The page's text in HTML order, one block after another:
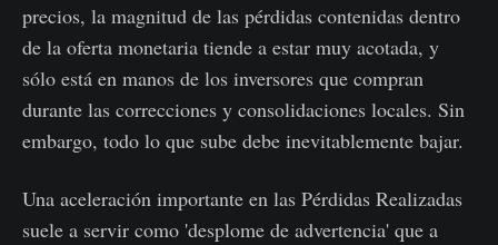
precios, la magnitud de las pérdidas contenidas dentro
de la oferta monetaria tiende a estar muy acotada, y
sólo está en manos de los inversores que compran
durante las correcciones y consolidaciones locales. Sin
embargo, todo lo que sube debe inevitablemente bajar.
Una aceleración importante en las Pérdidas Realizadas
suele a servir como 'desplome de advertencia' que a